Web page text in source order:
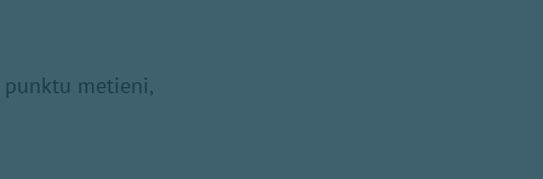
punktu metieni,